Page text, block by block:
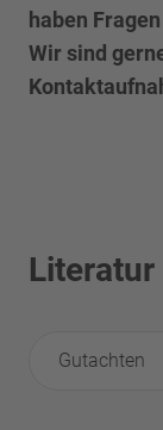
haben
Wir sind
Literatur
Gutachten